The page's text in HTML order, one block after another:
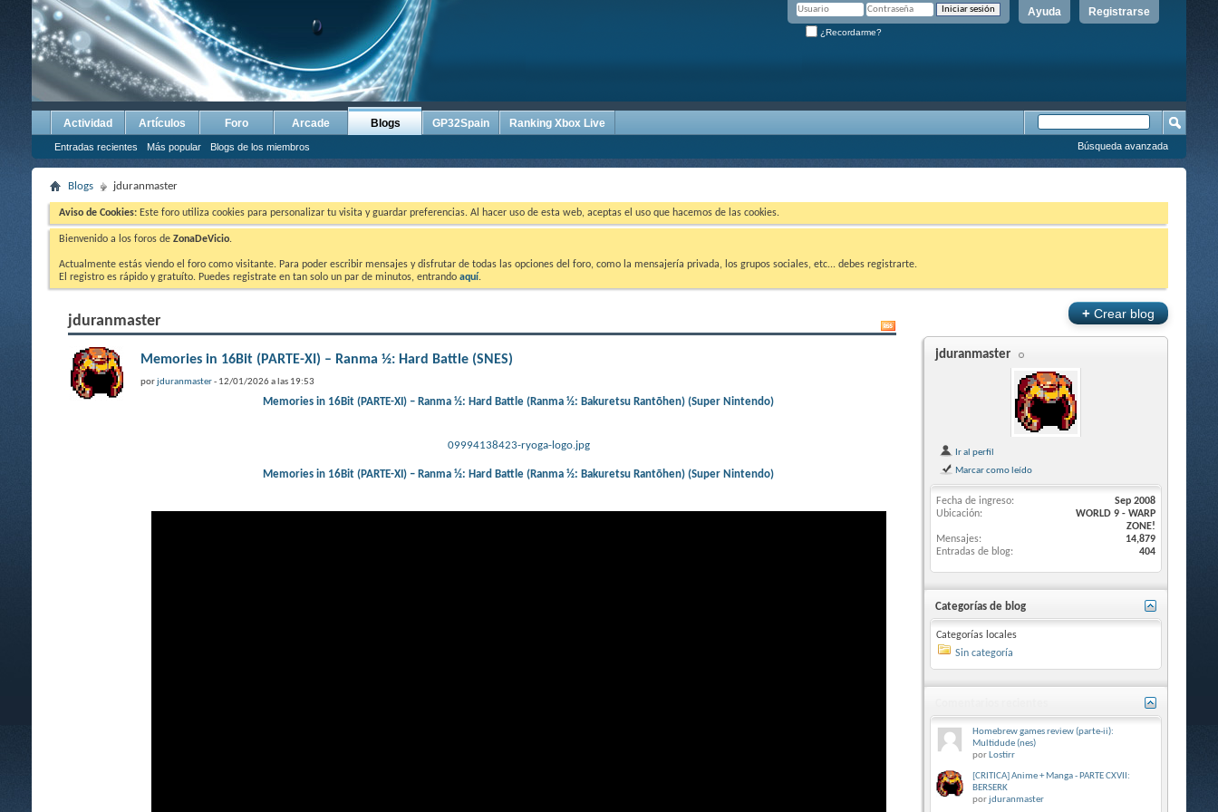
Registrarse
Ayuda
¿Recordarme?
Actividad Artículos Foro Arcade Blogs
Entradas recientes Más popular Blogs de los miembros
GP32Spain Ranking Xbox Live
Búsqueda avanzada
Blogs jduranmaster
Aviso de Cookies: Este foro utiliza cookies para personalizar tu visita y guardar preferencias. Al hacer uso de esta web, aceptas el uso que hacemos de las cookies.
Bienvenido a los foros de ZonaDeVicio.
Actualmente estás viendo el foro como visitante. Para poder escribir mensajes y disfrutar de todas las opciones del foro, como la mensajería privada, los grupos sociales, etc... debes registrarte.
El registro es rápido y gratuíto. Puedes registrate en tan solo un par de minutos, entrando aquí.
jduranmaster
Memories in 16Bit (PARTE-XI) – Ranma ½: Hard Battle (SNES)
porjduranmaster- 12/01/2026 a las 19:53
Memories in 16Bit (PARTE-XI) – Ranma ½: Hard Battle (Ranma ½: Bakuretsu Rantōhen) (Super Nintendo)
09994138423-ryoga-logo.jpg
Memories in 16Bit (PARTE-XI) – Ranma ½: Hard Battle (Ranma ½: Bakuretsu Rantōhen) (Super Nintendo)
+Crear blog
jduranmaster
Ir al perfil
Marcar como leído
Fecha de ingreso
Sep 2008
Ubicación
WORLD 9 - WARP
ZONE!
Mensajes
14,879
Entradas de blog
404
Categorías de blog
Categorías locales
Sin categoría
Homebrew games review (parte-ii):
Multidude (nes)
por Lostirr
[CRITICA] Anime + Manga - PARTE CXVII:
BERSERK
porjduranmaster